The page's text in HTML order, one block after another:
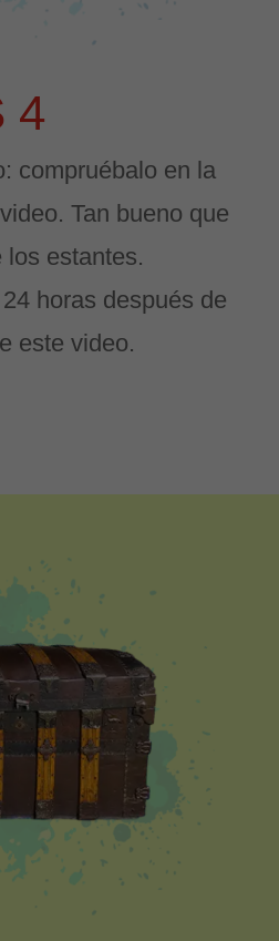
4
compruébalo en la
Tan bueno que
los estantes.
horas después de
este video.